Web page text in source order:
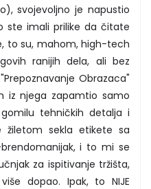
svojevoljno je napustio
ste imali prilike da čitate
to su, mahom, high-tech
ranijih dela, ali bez
Obrazaca"
iz njega zapamtio samo
tehničkih detalja i
žiletom sekla etikete sa
i to mi se
za ispitivanje tržišta,
dopao. Ipak, to NIJE